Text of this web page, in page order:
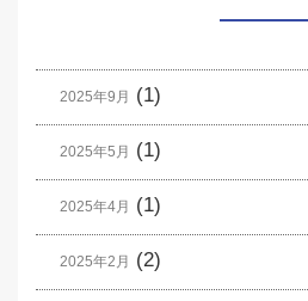
2025年9月 (1)
2025年5月 (1)
2025年4月 (1)
2025年2月 (2)